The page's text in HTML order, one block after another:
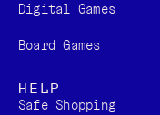
Digital Games​
Board Games
HELP
Safe Shopping